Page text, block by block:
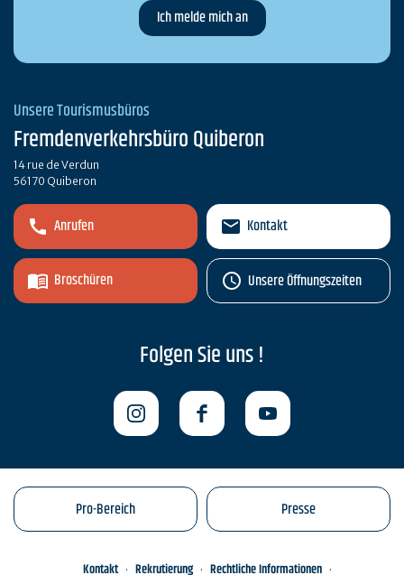
Unsere Tourismusbüros
Fremdenverkehrsbüro Quiberon
14 rue de Verdun
56170 Quiberon
Anrufen
Broschüren
Kontakt
Unsere Öffnungszeiten
Folgen Sie uns !
Pro-Bereich Presse
Kontakt Rekrutierung Rechtliche Informationen